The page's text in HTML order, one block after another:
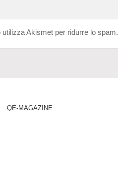
utilizza Akismet per ridurre lo spam.
QE-MAGAZINE